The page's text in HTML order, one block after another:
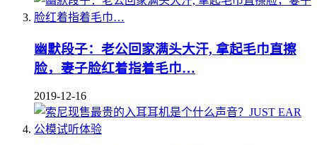
幽默段子：老公回家满头大汗, 拿起毛巾直擦
脸，妻子脸红着指着毛巾…
2019-12-16